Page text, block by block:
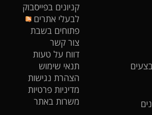
קניונים בפייסבוק
לבעלי אתרים
פתוחים בשבת
צור קשר
דווח על טעות
תנאי שימוש
הצהרת נגישות
מדיניות פרטיות
משרות באתר